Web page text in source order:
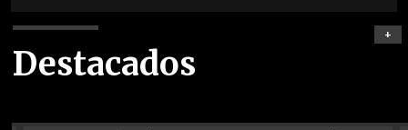
Destacados
+